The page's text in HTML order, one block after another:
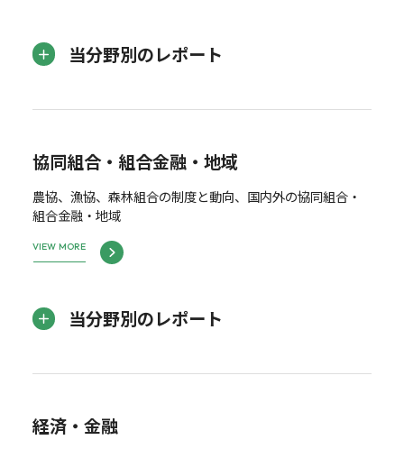
当分野別のレポート
協同組合・組合金融・地域
農協、漁協、森林組合の制度と動向、国内外の協同組合・
組合金融・地域
VIEW MORE
当分野別のレポート
経済・金融